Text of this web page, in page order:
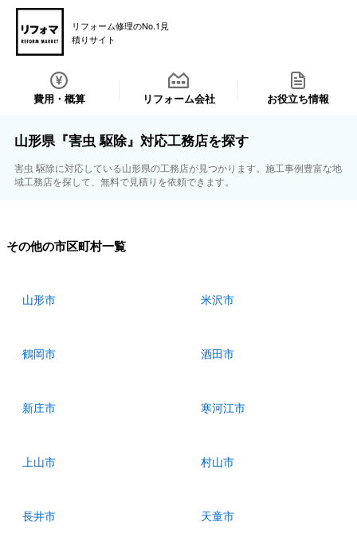
リフォーム修理のNo.1見
積りサイト
費用・概算 リフォーム会社 お役立ち情報
山形県『害虫 駆除』対応工務店を探す
害虫 駆除に対応している山形県の工務店が見つかります。施工事例豊富な地
域工務店を探して、無料で見積りを依頼できます。
その他の市区町村一覧
山形市 米沢市
鶴岡市 酒田市
新庄市 寒河江市
上山市 村山市
長井市 天童市